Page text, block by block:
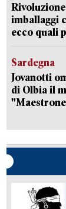
imballaggi
ecco quali
Sardegna
Jovanotti
di Olbia il